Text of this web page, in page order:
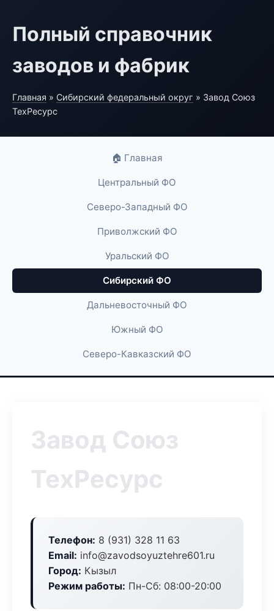
Полный справочник
заводов и фабрик
Главная » Сибирский федеральный округ » Завод Союз
ТехРесурс
🏠 Главная
Центральный ФО
Северо-Западный ФО
Приволжский ФО
Уральский ФО
Сибирский ФО
Дальневосточный ФО
Южный ФО
Северо-Кавказский ФО
Завод Союз
ТехРесурс
Телефон: 8 (931) 328 11 63
Email: info@zavodsoyuztehre601.ru
Город: Кызыл
Режим работы: Пн-Сб: 08:00-20:00